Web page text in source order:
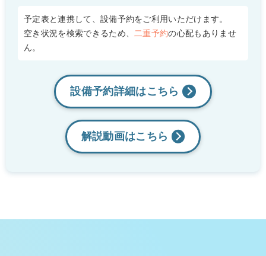
予定表と連携して、設備予約をご利用いただけます。
空き状況を検索できるため、
二重予約の心配もありませ
ん。
設備予約詳細はこちら
解説動画はこちら